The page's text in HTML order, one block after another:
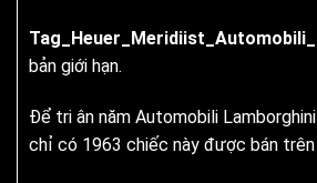
bản giới hạn.
Để tri ân năm Automobili
chỉ có 1963 chiếc này được bán